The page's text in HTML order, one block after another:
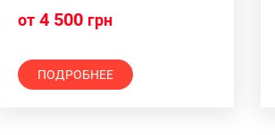
от4 500 грн
ПОДРОБНЕЕ